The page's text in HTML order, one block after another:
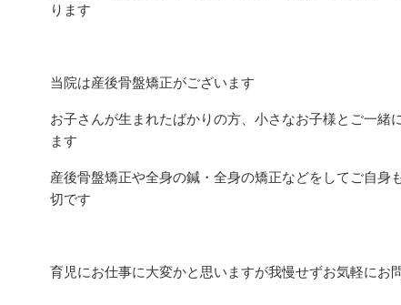
ります
当院は産後骨盤矯正がございます
お子さんが生まれたばかりの方、小さなお子様とご一緒
ます
産後骨盤矯正や全身の鍼・全身の矯正などをしてご自身
切です
育児にお仕事に大変かと思いますが我慢せずお気軽にお